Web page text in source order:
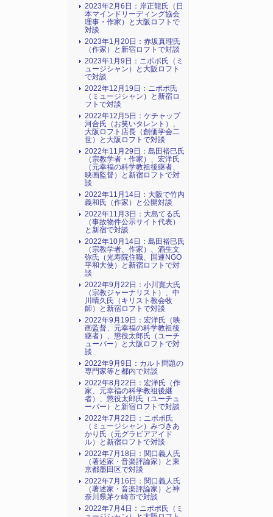
2023年2月6日：岸正龍氏（日
本マインドリーディング協会
理事・作家）と大阪ロフトで
対談
2023年1月20日：赤坂真理氏
（作家）と新宿ロフトで対談
2023年1月9日：ニポポ氏（ミ
ュージシャン）と大阪ロフト
で対談
2022年12月19日：ニポポ氏
（ミュージシャン）と新宿ロ
フトで対談
2022年12月5日：ケチャップ
河合氏（お笑いタレント）、
大阪ロフト店長（創価学会二
世）と大阪ロフトで対談
2022年11月29日：島田裕巳氏
（宗教学者・作家）、宏洋氏
（元幸福の科学教祖後継者、
映画監督）と新宿ロフトで対
談
2022年11月14日：大阪で竹内
義和氏（作家）と公開対談
2022年11月3日：大島てる氏
（事故物件公示サイト代表）
と新宿で対談
2022年10月14日：島田裕巳氏
（宗教学者、作家）、酒生文
弥氏（光寿院住職、国連NGO
平和大使）と新宿ロフトで対
談
2022年9月22日：小川寛大氏
（宗教ジャーナリスト）、中
川晴久氏（キリスト教会牧
師）と新宿ロフトで対談
2022年9月19日：宏洋氏（映
画監督、元幸福の科学教祖後
継者）、懲役太郎氏（ユーチ
ューバー）と大阪ロフトで対
談
2022年9月9日：カルト問題の
専門家等と都内で対談
2022年8月22日：宏洋氏（作
家、元幸福の科学教祖後継
者）、懲役太郎氏（ユーチュ
ーバー）と新宿ロフトで対談
2022年7月22日：ニポポ氏
（ミュージシャン）みづきあ
かり氏（元グラビアアイド
ル）と新宿ロフトで対談
2022年7月18日：関口義人氏
（著述家・音楽評論家）と東
京都墨田区で対談
2022年7月16日：関口義人氏
（著述家・音楽評論家）と神
奈川県茅ケ崎市で対談
2022年7月4日：ニポポ氏（ミ